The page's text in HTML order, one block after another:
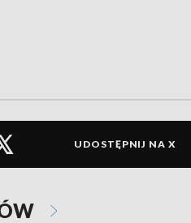
UDOSTĘPNIJ NA X